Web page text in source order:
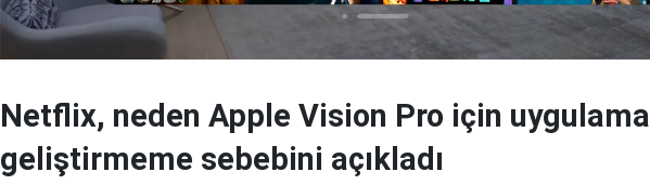
Netflix, neden Apple Vision Pro için uygulama
geliştirmeme sebebini açıkladı